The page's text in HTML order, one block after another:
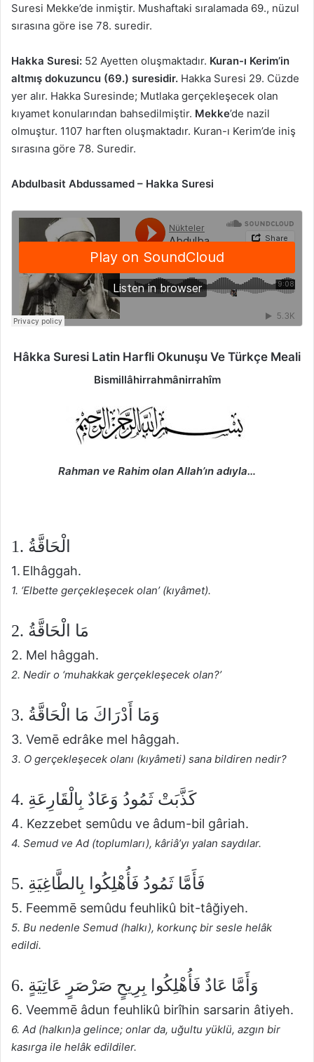
Suresi Mekke’de inmiştir. Mushaftaki sıralamada 69., nüzul
sırasına göre ise 78. suredir.
Hakka Suresi: 52 Ayetten oluşmaktadır. Kuran-ı Kerim’in
altmış dokuzuncu (69.) suresidir. Hakka Suresi 29. Cüzde
yer alır. Hakka Suresinde; Mutlaka gerçekleşecek olan
kıyamet konularından bahsedilmiştir. Mekke’de nazil
olmuştur. 1107 harften oluşmaktadır. Kuran-ı Kerim’de iniş
sırasına göre 78. Suredir.
Abdulbasit Abdussamed – Hakka Suresi
Hâkka Suresi Latin Harfli Okunuşu Ve Türkçe Meali
Bismillâhirrahmânirrahîm
Rahman ve Rahim olan Allah’ın adıyla…
1. الْحَاقَّةُ
1. Elhâggah.
1. ‘Elbette gerçekleşecek olan’ (kıyâmet).
2. مَا الْحَاقَّةُ
2. Mel hâggah.
2. Nedir o ‘muhakkak gerçekleşecek olan?’
3. وَمَا أَدْرَاكَ مَا الْحَاقَّةُ
3. Vemē edrâke mel hâggah.
3. O gerçekleşecek olanı (kıyâmeti) sana bildiren nedir?
4. كَذَّبَتْ ثَمُودُ وَعَادٌ بِالْقَارِعَةِ
4. Kezzebet semûdu ve âdum-bil gâriah.
4. Semud ve Ad (toplumları), kâriâ’yı yalan saydılar.
5. فَأَمَّا ثَمُودُ فَأُهْلِكُوا بِالطَّاغِيَةِ
5. Feemmē semûdu feuhlikû bit-tâğiyeh.
5. Bu nedenle Semud (halkı), korkunç bir sesle helâk
edildi.
6. وَأَمَّا عَادٌ فَأُهْلِكُوا بِرِيحٍ صَرْصَرٍ عَاتِيَةٍ
6. Veemmē âdun feuhlikû birîhin sarsarin âtiyeh.
6. Ad (halkın)a gelince; onlar da, uğultu yüklü, azgın bir
kasırga ile helâk edildiler.